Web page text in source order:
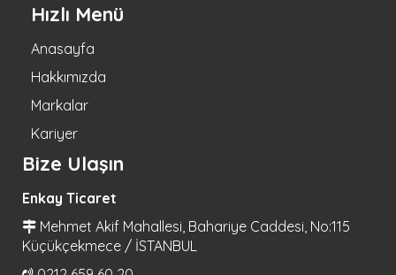
Hızlı Menü
Anasayfa
Hakkımızda
Markalar
Kariyer
Bize Ulaşın
Enkay Ticaret
Mehmet Akif Mahallesi, Bahariye Caddesi, No:115
Küçükçekmece / İSTANBUL